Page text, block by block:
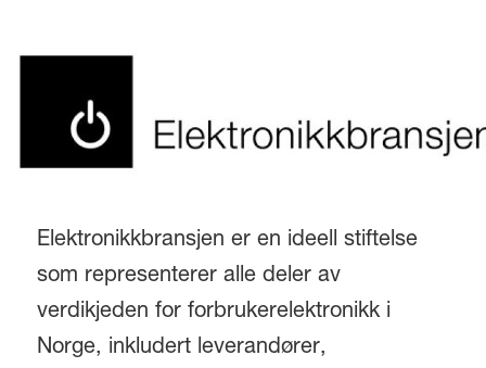
Elektronikkbransjen er en ideell stiftelse
som representerer alle deler av
verdikjeden for forbrukerelektronikk i
Norge, inkludert leverandører,